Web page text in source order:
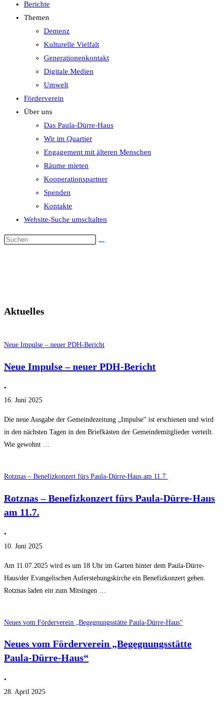
Berichte
Themen
Demenz
Kulturelle Vielfalt
Generationenkontakt
Digitale Medien
Umwelt
Förderverein
Über uns
Das Paula-Dürre-Haus
Wir im Quartier
Engagement mit älteren Menschen
Räume mieten
Kooperationspartner
Spenden
Kontakte
Website-Suche umschalten
Aktuelles
Neue Impulse – neuer PDH-Bericht
Neue Impulse – neuer PDH-Bericht
•
16. Juni 2025
Die neue Ausgabe der Gemeindezeitung „Impulse“ ist erschienen und wird
in den nächsten Tagen in den Briefkästen der Gemeindemitglieder verteilt.
Wie gewohnt …
Rotznas – Benefizkonzert fürs Paula-Dürre-Haus am 11.7.
Rotznas – Benefizkonzert fürs Paula-Dürre-Haus
am 11.7.
•
10. Juni 2025
Am 11.07.2025 wird es um 18 Uhr im Garten hinter dem Paula-Dürre-
Haus/der Evangelischen Auferstehungskirche ein Benefizkonzert geben.
Rotznas laden ein zum Mitsingen …
Neues vom Förderverein „Begegnungsstätte Paula-Dürre-Haus“
Neues vom Förderverein „Begegnungsstätte
Paula-Dürre-Haus“
•
28. April 2025